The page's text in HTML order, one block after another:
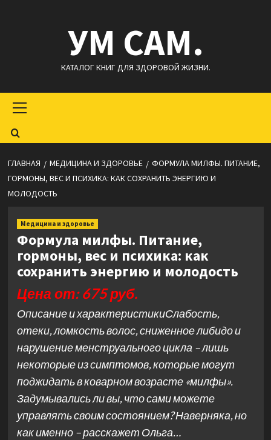
УМ САМ.
КАТАЛОГ КНИГ ДЛЯ ЗДОРОВОЙ ЖИЗНИ.
меню
ГЛАВНАЯ МЕДИЦИНА И ЗДОРОВЬЕ
ФОРМУЛА МИЛФЫ. ПИТАНИЕ,
ГОРМОНЫ, ВЕС И ПСИХИКА: КАК СОХРАНИТЬ ЭНЕРГИЮ И
МОЛОДОСТЬ
Медицина и здоровье
Формула милфы. Питание,
гормоны, вес и психика: как
сохранить энергию и молодость
Цена от: 675 руб.
Описание и характеристикиСлабость,
отеки, ломкость волос, сниженное либидо и
нарушение менструального цикла – лишь
некоторые из симптомов, которые могут
поджидать в коварном возрасте «милфы».
Задумывались ли вы, что сами можете
управлять своим состоянием? Наверняка, но
как именно – расскажет Ольга…